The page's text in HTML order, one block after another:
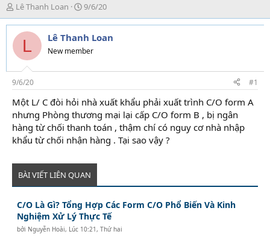
T
h
r
e
d
s
t
a
r
t
e
r
Lê Thanh Loan
N
g
à
y
g
i
9/6/20
L Lê Thanh Loan
New member
9/6/20 #1
Một L/ C đòi hỏi nhà xuất khẩu phải xuất trình C/O form A
nhưng Phòng thương mại lại cấp C/O form B , bị ngân
hàng từ chối thanh toán , thậm chí có nguy cơ nhà nhập
khẩu từ chối nhận hàng . Tại sao vậy ?
BÀI VIẾT LIÊN QUAN
C/O Là Gì? Tổng Hợp Các Form C/O Phổ Biến Và Kinh
Nghiệm Xử Lý Thực Tế
bởi Nguyễn Hoài, Lúc 10:21, Thứ hai